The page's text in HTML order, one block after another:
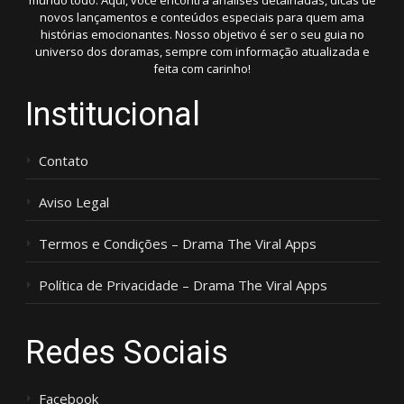
novos lançamentos e conteúdos especiais para quem ama
histórias emocionantes. Nosso objetivo é ser o seu guia no
universo dos doramas, sempre com informação atualizada e
feita com carinho!
Institucional
Contato
Aviso Legal
Termos e Condições – Drama The Viral Apps
Política de Privacidade – Drama The Viral Apps
Redes Sociais
Facebook